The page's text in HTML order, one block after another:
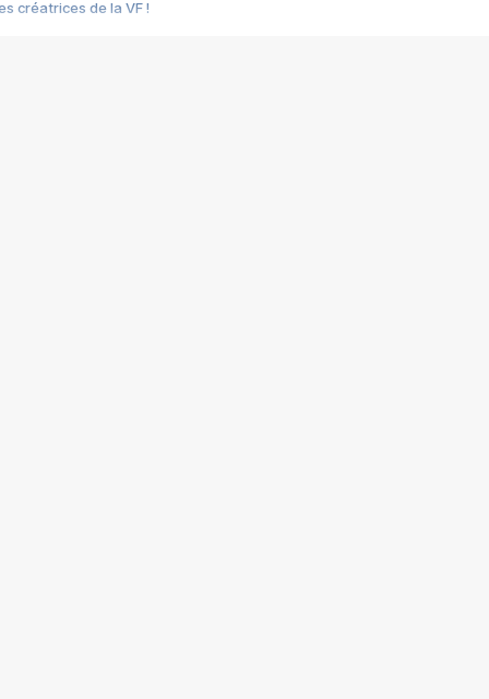
créatrices de la VF !